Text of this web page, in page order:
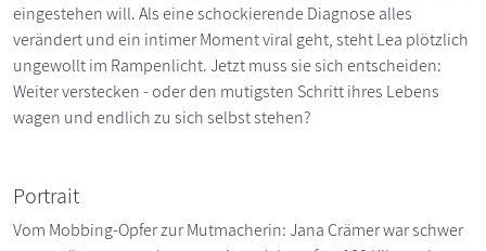
eingestehen will. Als eine schockierende Diagnose alles
verändert und ein intimer Moment viral geht, steht Lea plötzlich
ungewollt im Rampenlicht. Jetzt muss sie sich entscheiden:
Weiter verstecken - oder den mutigsten Schritt ihres Lebens
wagen und endlich zu sich selbst stehen?
Portrait
Vom Mobbing-Opfer zur Mutmacherin: Jana Crämer war schwer